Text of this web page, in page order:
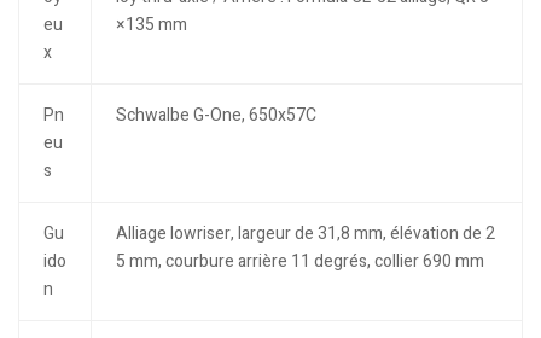
eu
x
×135 mm
Pn
eu
s
Schwalbe G-One, 650x57C
Gu
ido
n
Alliage lowriser, largeur de 31,8 mm, élévation de 2
5 mm, courbure arrière 11 degrés, collier 690 mm